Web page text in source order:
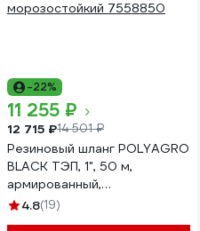
-22%
11 255 ₽
12 715 ₽14 501 ₽
Резиновый шланг POLYAGRO
BLACK ТЭП, 1", 50 м,
армированный,
морозостойкий 7558850
4.8(19)